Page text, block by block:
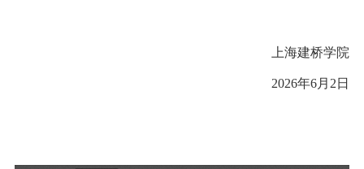
上海建桥学院
2026年6月2日